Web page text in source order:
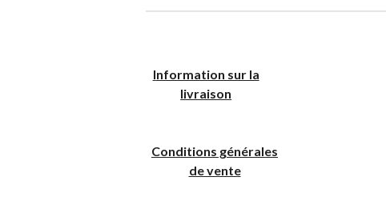
Information sur la
livraison
Conditions générales
de vente